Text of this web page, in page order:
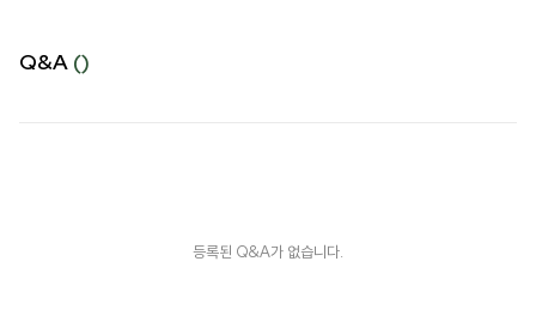
Q&A ()
등록된 Q&A가 없습니다.